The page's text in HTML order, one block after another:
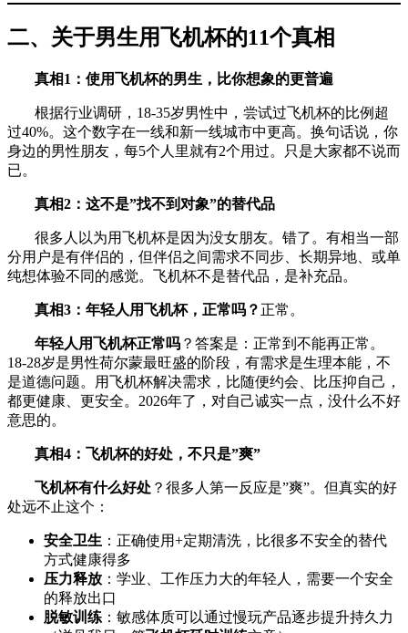
二、关于男生用飞机杯的11个真相
真相1：使用飞机杯的男生，比你想象的更普遍
根据行业调研，18-35岁男性中，尝试过飞机杯的比例超
过40%。这个数字在一线和新一线城市中更高。换句话说，你
身边的男性朋友，每5个人里就有2个用过。只是大家都不说而
已。
真相2：这不是”找不到对象”的替代品
很多人以为用飞机杯是因为没女朋友。错了。有相当一部
分用户是有伴侣的，但伴侣之间需求不同步、长期异地、或单
纯想体验不同的感觉。飞机杯不是替代品，是补充品。
真相3：年轻人用飞机杯，正常吗？ 正常。
年轻人用飞机杯正常吗 ？答案是：正常到不能再正常。
18-28岁是男性荷尔蒙最旺盛的阶段，有需求是生理本能，不
是道德问题。用飞机杯解决需求，比随便约会、比压抑自己，
都更健康、更安全。2026年了，对自己诚实一点，没什么不好
意思的。
真相4：飞机杯的好处，不只是”爽”
飞机杯有什么好处 ？很多人第一反应是”爽”。但真实的好
处远不止这个：
安全卫生 ：正确使用+定期清洗，比很多不安全的替代
方式健康得多
压力释放 ：学业、工作压力大的年轻人，需要一个安全
的释放出口
脱敏训练 ：敏感体质可以通过慢玩产品逐步提升持久力